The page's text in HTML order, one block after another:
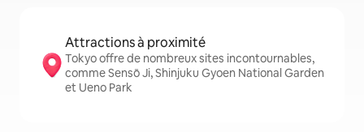
Attractions à proximité
Tokyo offre de nombreux sites incontournables,
comme Sensō Ji, Shinjuku Gyoen National Garden
et Ueno Park